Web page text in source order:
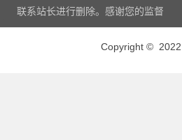
联系站长进行删除。感谢您的监督
Copyright © 2022